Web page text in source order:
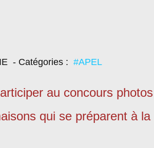
- Catégories : #APEL
au concours photos
qui se préparent à la